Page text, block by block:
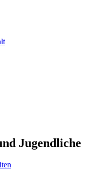
Jugendliche